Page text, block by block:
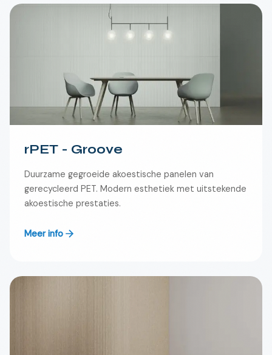
rPET - Groove
Duurzame gegroeide akoestische panelen van
gerecycleerd PET. Modern esthetiek met uitstekende
akoestische prestaties.
Meer info